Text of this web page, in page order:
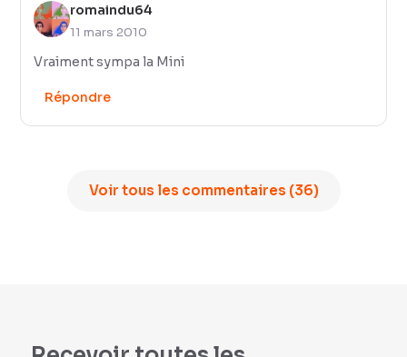
romaindu64
11 mars 2010
Vraiment sympa la Mini
Répondre
Voir tous les commentaires (36)